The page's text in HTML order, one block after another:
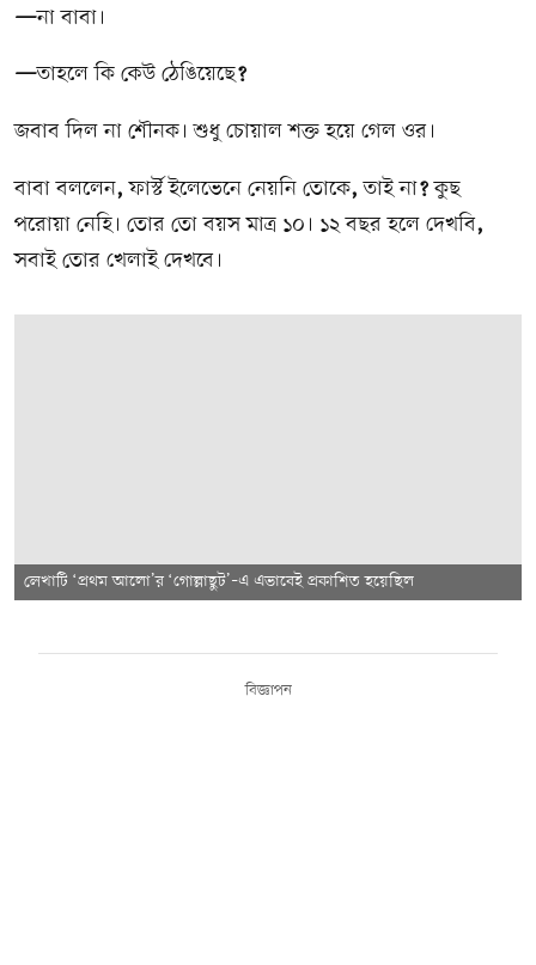
—না বাবা।
—তাহলে কি কেউ ঠেঙিয়েছে?
জবাব দিল না শৌনক। শুধু চোয়াল শক্ত হয়ে গেল ওর।
বাবা বললেন,ফার্স্ট ইলেভেনে নেয়নি তোকে,তাই না?কুছ
পরোয়া নেহি। তোর তো বয়স মাত্র ১০। ১২ বছর হলে দেখবি,
সবাই তোর খেলাই দেখবে।
লেখাটি ‘প্রথম আলো’র ‘গোল্লাছুট’–এ এভাবেই প্রকাশিত হয়েছিল
বিজ্ঞাপন